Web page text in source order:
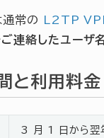
常の L2TP
連絡したユーザ
と利用料金
3 月 1 日から翌